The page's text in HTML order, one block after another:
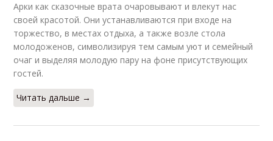
Арки как сказочные врата очаровывают и влекут нас
своей красотой. Они устанавливаются при входе на
торжество, в местах отдыха, а также возле стола
молодоженов, символизируя тем самым уют и семейный
очаг и выделяя молодую пару на фоне присутствующих
гостей.
Читать дальше →